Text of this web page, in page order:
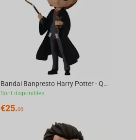
Bandai Banpresto Harry Potter - Q Posket Ron Weasley With Scabbers Figure
Sont disponibles
€25.00